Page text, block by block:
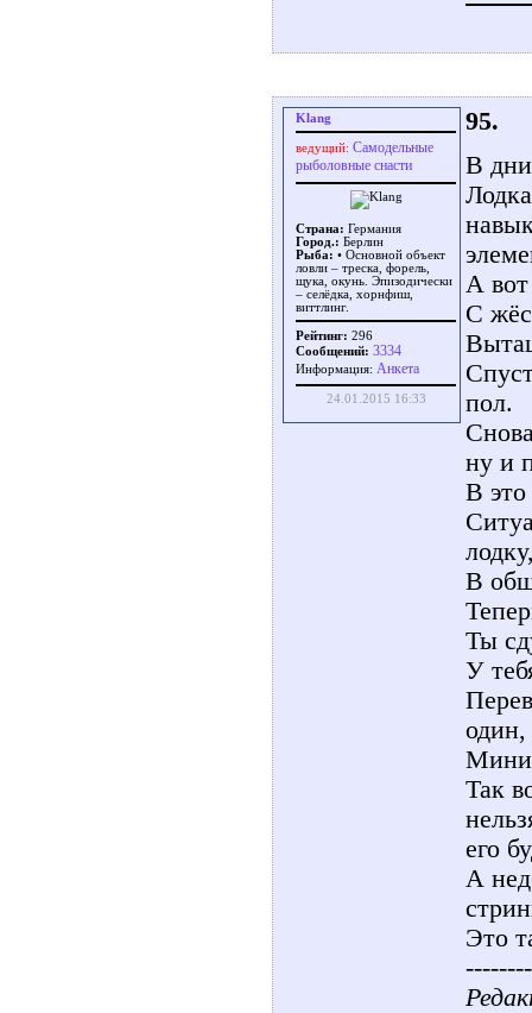
Klang
ведущий: Самодельные
рыболовные снасти
Страна: Германия
Город.: Берлин
Рыба: • Основной объект
ловли – треска, форель,
щука, окунь. Эпизодически
– селёдка, хорнфиш,
виттлинг.
Рейтинг: 296
Сообщений: 3334
Информация: Aнкета
24.01.2015 16:33
95.
В
А вот
С
пол.
ну и
В это
В
Ты
У
Так
его
А
Это